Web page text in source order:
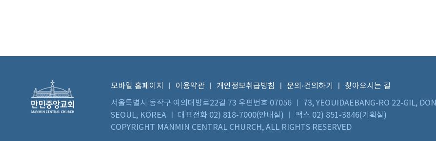
모바일 홈페이지 이용약관 개인정보취급방침 문의·건의하기
찾아오시는 길
서울특별시 동작구 여의대방로22길 73 우편번호 07056 ㅣ 73, YEOUIDAEBANG-RO 22-GIL,
SEOUL, KOREA ㅣ 대표전화 02) 818-7000(안내실) ㅣ 팩스 02) 851-3846(기획실)
COPYRIGHT MANMIN CENTRAL CHURCH, ALL RIGHTS RESERVED